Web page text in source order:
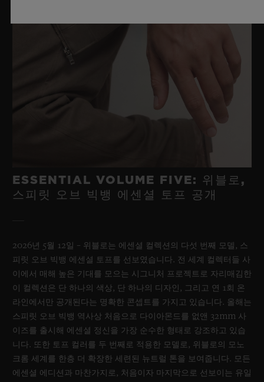
ESSENTIAL VOLUME FIVE: 위블로,
스피릿 오브 빅뱅 에센셜 토프 공개
2026년 5월 12일 – 위블로는 에센셜 컬렉션의 다섯 번째 모델, 스
피릿 오브 빅뱅 에센셜 토프를 선보였습니다. 전 세계 컬렉터들 사
이에서 매해 높은 기대를 모으는 시그니처 프로젝트로 자리매김한
이 컬렉션은 단 하나의 색상, 단 하나의 디자인, 그리고 연 1회 온
라인에서만 공개된다는 명확한 콘셉트를 가지고 있습니다. 올해는
스피릿 오브 빅뱅 역사상 처음으로 다이아몬드를 없앤 32mm 사
이즈를 출시해 에센셜 정신을 가장 순수한 형태로 강조하고 있습
니다. 또한 토프 컬러를 두 번째로 적용한 모델로, 위블로의 모노
크롬 세계를 한층 더 확장한 세련된 뉴트럴 톤을 보여줍니다. 모든
에센셜 에디션과 마찬가지로, 처음이자 마지막으로 선보이는 유일